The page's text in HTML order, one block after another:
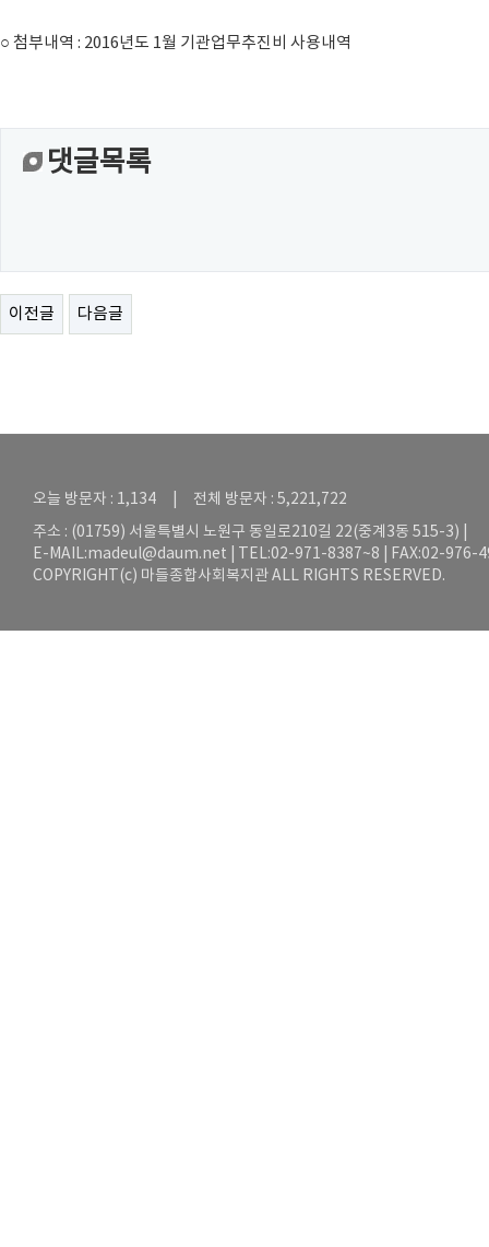
○ 첨부내역 : 2016년도 1월 기관업무추진비 사용내역
댓글목록
이전글 다음글
오늘 방문자 : 1,134 | 전체 방문자 : 5,221,722
주소 : (01759) 서울특별시 노원구 동일로210길 22(중계3동 515-3) |
E-MAIL:madeul@daum.net | TEL:02-971-8387~8 | FAX:02-976-
COPYRIGHT(c) 마들종합사회복지관 ALL RIGHTS RESERVED.